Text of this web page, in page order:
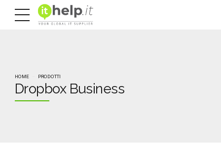
HOME PRODOTTI
Dropbox Business